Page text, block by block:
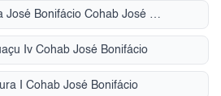
Condomínio Fit Casa José Bonifácio Cohab José Bonifácio
Iv Cohab José Bonifácio
I Cohab José Bonifácio